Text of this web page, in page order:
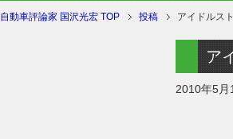
自動車評論家 国沢光宏 TOP 投稿 アイドルス
ア
2010年5月